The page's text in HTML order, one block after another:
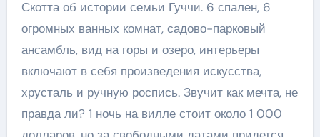
Скотта об истории семьи Гуччи. 6 спален, 6
огромных ванных комнат, садово-парковый
ансамбль, вид на горы и озеро, интерьеры
включают в себя произведения искусства,
хрусталь и ручную роспись. Звучит как мечта, не
правда ли? 1 ночь на вилле стоит около 1 000